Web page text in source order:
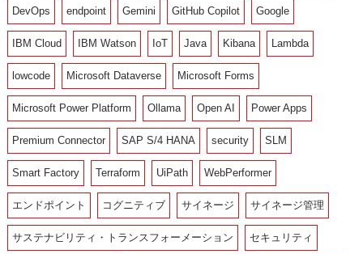
DevOps endpoint Gemini GitHub Copilot Google
IBM Cloud IBM Watson IoT Java Kibana Lambda
lowcode Microsoft Dataverse Microsoft Forms
Microsoft Power Platform Ollama Open AI Power Apps
Premium Connector SAP S/4 HANA security SLM
Smart Factory Terraform UiPath WebPerformer
エンドポイント コグニティブ サイネージ サイネージ管理
サステナビリティ・トランスフォーメーション セキュリティ